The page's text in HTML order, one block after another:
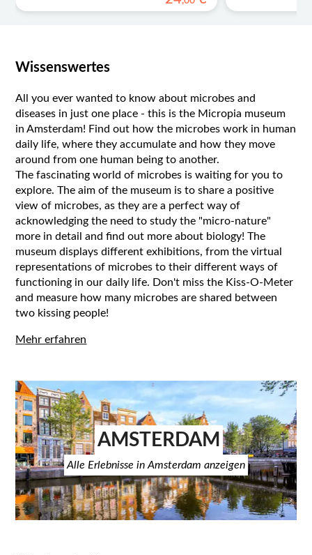
Wissenswertes
All you ever wanted to know about microbes and
diseases in just one place - this is the Micropia museum
in Amsterdam! Find out how the microbes work in human
daily life, where they accumulate and how they move
around from one human being to another.
The fascinating world of microbes is waiting for you to
explore. The aim of the museum is to share a positive
view of microbes, as they are a perfect way of
acknowledging the need to study the "micro-nature"
more in detail and find out more about biology! The
museum displays different exhibitions, from the virtual
representations of microbes to their different ways of
functioning in our daily life. Don't miss the Kiss-O-Meter
and measure how many microbes are shared between
two kissing people!
Mehr erfahren
AMSTERDAM
Alle Erlebnisse in Amsterdam anzeigen